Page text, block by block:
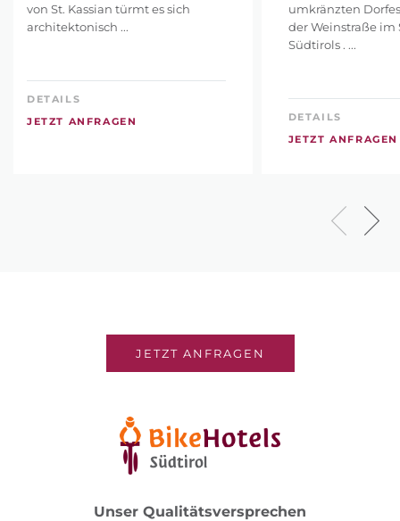
von St. Kassian türmt es sich
architektonisch ...
DETAILS
JETZT ANFRAGEN
umkränzten
der Weinstraße im
Südtirols . ...
DETAILS
JETZT ANFRAGEN
JETZT ANFRAGEN
Unser Qualitätsversprechen